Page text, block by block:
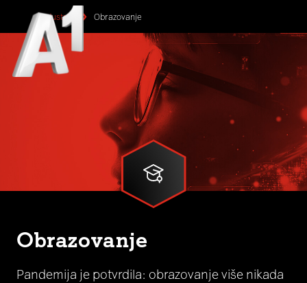
Industrije Obrazovanje
Obrazovanje
Pandemija je potvrdila: obrazovanje više nikada